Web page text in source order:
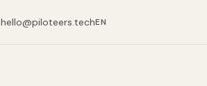
hello@piloteers.techEN